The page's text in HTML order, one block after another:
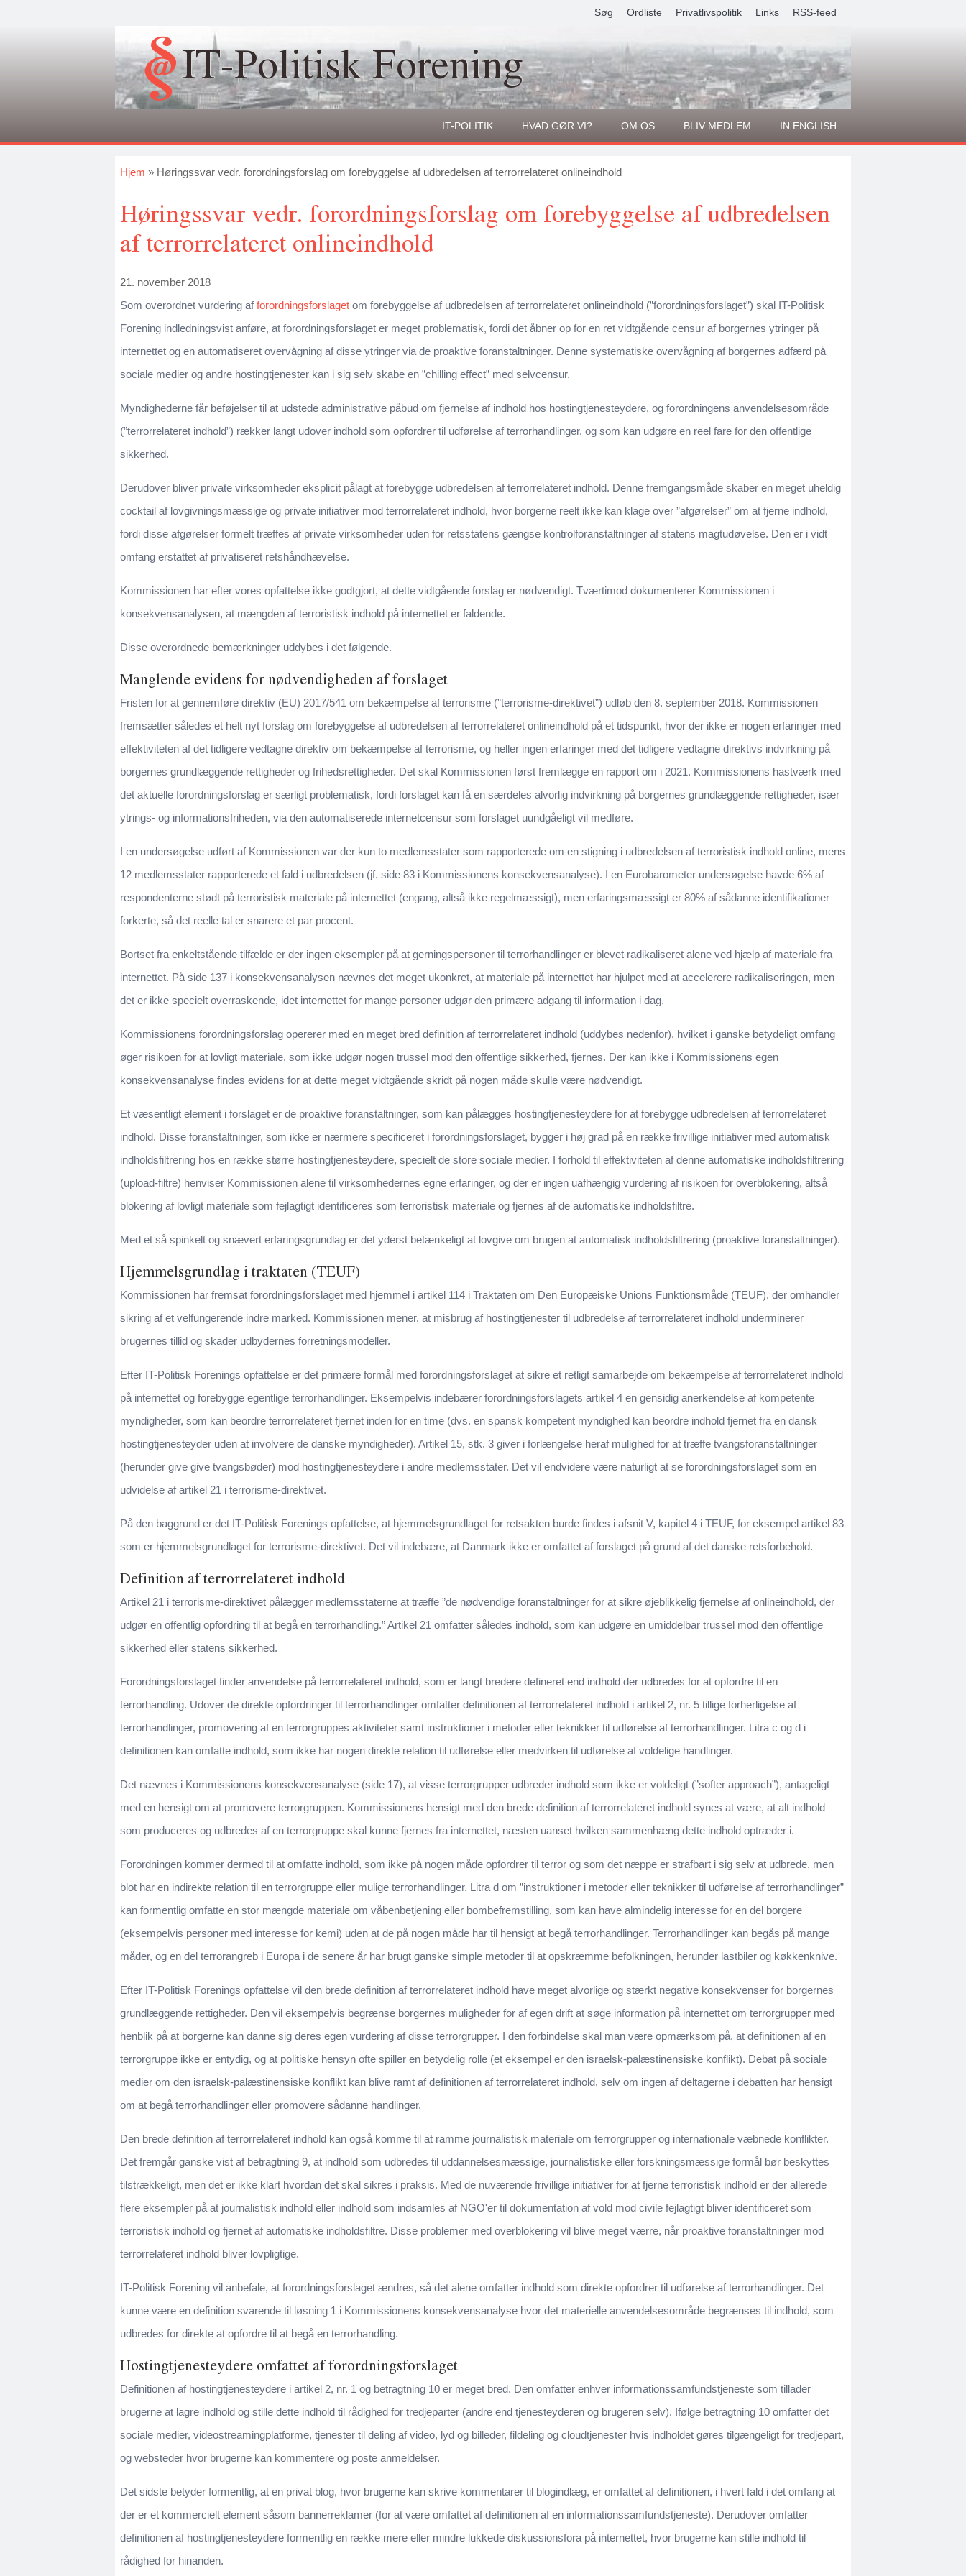
Søg Ordliste Privatlivspolitik Links RSS-feed
IT-Politisk Forening
IT-POLITIK HVAD GØR VI? OM OS BLIV MEDLEM IN ENGLISH
Du er her
Hjem » Høringssvar vedr. forordningsforslag om forebyggelse af udbredelsen af terrorrelateret onlineindhold
Høringssvar vedr. forordningsforslag om forebyggelse af udbredelsen
af terrorrelateret onlineindhold
21. november 2018
Som overordnet vurdering afforordningsforslaget om forebyggelse af udbredelsen af terrorrelateret onlineindhold (”forordningsforslaget”) skal IT-Politisk
Forening indledningsvist anføre, at forordningsforslaget er meget problematisk, fordi det åbner op for en ret vidtgående censur af borgernes ytringer på
internettet og en automatiseret overvågning af disse ytringer via de proaktive foranstaltninger. Denne systematiske overvågning af borgernes adfærd på
sociale medier og andre hostingtjenester kan i sig selv skabe en ”chilling effect” med selvcensur.
Myndighederne får beføjelser til at udstede administrative påbud om fjernelse af indhold hos hostingtjenesteydere, og forordningens anvendelsesområde
(”terrorrelateret indhold”) rækker langt udover indhold som opfordrer til udførelse af terrorhandlinger, og som kan udgøre en reel fare for den offentlige
sikkerhed.
Derudover bliver private virksomheder eksplicit pålagt at forebygge udbredelsen af terrorrelateret indhold. Denne fremgangsmåde skaber en meget uheldig
cocktail af lovgivningsmæssige og private initiativer mod terrorrelateret indhold, hvor borgerne reelt ikke kan klage over ”afgørelser” om at fjerne indhold,
fordi disse afgørelser formelt træffes af private virksomheder uden for retsstatens gængse kontrolforanstaltninger af statens magtudøvelse. Den er i vidt
omfang erstattet af privatiseret retshåndhævelse.
Kommissionen har efter vores opfattelse ikke godtgjort, at dette vidtgående forslag er nødvendigt. Tværtimod dokumenterer Kommissionen i
konsekvensanalysen, at mængden af terroristisk indhold på internettet er faldende.
Disse overordnede bemærkninger uddybes i det følgende.
Manglende evidens for nødvendigheden af forslaget
Fristen for at gennemføre direktiv (EU) 2017/541 om bekæmpelse af terrorisme (”terrorisme-direktivet”) udløb den 8. september 2018. Kommissionen
fremsætter således et helt nyt forslag om forebyggelse af udbredelsen af terrorrelateret onlineindhold på et tidspunkt, hvor der ikke er nogen erfaringer med
effektiviteten af det tidligere vedtagne direktiv om bekæmpelse af terrorisme, og heller ingen erfaringer med det tidligere vedtagne direktivs indvirkning på
borgernes grundlæggende rettigheder og frihedsrettigheder. Det skal Kommissionen først fremlægge en rapport om i 2021. Kommissionens hastværk med
det aktuelle forordningsforslag er særligt problematisk, fordi forslaget kan få en særdeles alvorlig indvirkning på borgernes grundlæggende rettigheder, især
ytrings- og informationsfriheden, via den automatiserede internetcensur som forslaget uundgåeligt vil medføre.
I en undersøgelse udført af Kommissionen var der kun to medlemsstater som rapporterede om en stigning i udbredelsen af terroristisk indhold online, mens
12 medlemsstater rapporterede et fald i udbredelsen (jf. side 83 i Kommissionens konsekvensanalyse). I en Eurobarometer undersøgelse havde 6% af
respondenterne stødt på terroristisk materiale på internettet (engang, altså ikke regelmæssigt), men erfaringsmæssigt er 80% af sådanne identifikationer
forkerte, så det reelle tal er snarere et par procent.
Bortset fra enkeltstående tilfælde er der ingen eksempler på at gerningspersoner til terrorhandlinger er blevet radikaliseret alene ved hjælp af materiale fra
internettet. På side 137 i konsekvensanalysen nævnes det meget ukonkret, at materiale på internettet har hjulpet med at accelerere radikaliseringen, men
det er ikke specielt overraskende, idet internettet for mange personer udgør den primære adgang til information i dag.
Kommissionens forordningsforslag opererer med en meget bred definition af terrorrelateret indhold (uddybes nedenfor), hvilket i ganske betydeligt omfang
øger risikoen for at lovligt materiale, som ikke udgør nogen trussel mod den offentlige sikkerhed, fjernes. Der kan ikke i Kommissionens egen
konsekvensanalyse findes evidens for at dette meget vidtgående skridt på nogen måde skulle være nødvendigt.
Et væsentligt element i forslaget er de proaktive foranstaltninger, som kan pålægges hostingtjenesteydere for at forebygge udbredelsen af terrorrelateret
indhold. Disse foranstaltninger, som ikke er nærmere specificeret i forordningsforslaget, bygger i høj grad på en række frivillige initiativer med automatisk
indholdsfiltrering hos en række større hostingtjenesteydere, specielt de store sociale medier. I forhold til effektiviteten af denne automatiske indholdsfiltrering
(upload-filtre) henviser Kommissionen alene til virksomhedernes egne erfaringer, og der er ingen uafhængig vurdering af risikoen for overblokering, altså
blokering af lovligt materiale som fejlagtigt identificeres som terroristisk materiale og fjernes af de automatiske indholdsfiltre.
Med et så spinkelt og snævert erfaringsgrundlag er det yderst betænkeligt at lovgive om brugen at automatisk indholdsfiltrering (proaktive foranstaltninger).
Hjemmelsgrundlag i traktaten (TEUF)
Kommissionen har fremsat forordningsforslaget med hjemmel i artikel 114 i Traktaten om Den Europæiske Unions Funktionsmåde (TEUF), der omhandler
sikring af et velfungerende indre marked. Kommissionen mener, at misbrug af hostingtjenester til udbredelse af terrorrelateret indhold underminerer
brugernes tillid og skader udbydernes forretningsmodeller.
Efter IT-Politisk Forenings opfattelse er det primære formål med forordningsforslaget at sikre et retligt samarbejde om bekæmpelse af terrorrelateret indhold
på internettet og forebygge egentlige terrorhandlinger. Eksempelvis indebærer forordningsforslagets artikel 4 en gensidig anerkendelse af kompetente
myndigheder, som kan beordre terrorrelateret fjernet inden for en time (dvs. en spansk kompetent myndighed kan beordre indhold fjernet fra en dansk
hostingtjenesteyder uden at involvere de danske myndigheder). Artikel 15, stk. 3 giver i forlængelse heraf mulighed for at træffe tvangsforanstaltninger
(herunder give give tvangsbøder) mod hostingtjenesteydere i andre medlemsstater. Det vil endvidere være naturligt at se forordningsforslaget som en
udvidelse af artikel 21 i terrorisme-direktivet.
På den baggrund er det IT-Politisk Forenings opfattelse, at hjemmelsgrundlaget for retsakten burde findes i afsnit V, kapitel 4 i TEUF, for eksempel artikel 83
som er hjemmelsgrundlaget for terrorisme-direktivet. Det vil indebære, at Danmark ikke er omfattet af forslaget på grund af det danske retsforbehold.
Definition af terrorrelateret indhold
Artikel 21 i terrorisme-direktivet pålægger medlemsstaterne at træffe ”de nødvendige foranstaltninger for at sikre øjeblikkelig fjernelse af onlineindhold, der
udgør en offentlig opfordring til at begå en terrorhandling.” Artikel 21 omfatter således indhold, som kan udgøre en umiddelbar trussel mod den offentlige
sikkerhed eller statens sikkerhed.
Forordningsforslaget finder anvendelse på terrorrelateret indhold, som er langt bredere defineret end indhold der udbredes for at opfordre til en
terrorhandling. Udover de direkte opfordringer til terrorhandlinger omfatter definitionen af terrorrelateret indhold i artikel 2, nr. 5 tillige forherligelse af
terrorhandlinger, promovering af en terrorgruppes aktiviteter samt instruktioner i metoder eller teknikker til udførelse af terrorhandlinger. Litra c og d i
definitionen kan omfatte indhold, som ikke har nogen direkte relation til udførelse eller medvirken til udførelse af voldelige handlinger.
Det nævnes i Kommissionens konsekvensanalyse (side 17), at visse terrorgrupper udbreder indhold som ikke er voldeligt (”softer approach”), antageligt
med en hensigt om at promovere terrorgruppen. Kommissionens hensigt med den brede definition af terrorrelateret indhold synes at være, at alt indhold
som produceres og udbredes af en terrorgruppe skal kunne fjernes fra internettet, næsten uanset hvilken sammenhæng dette indhold optræder i.
Forordningen kommer dermed til at omfatte indhold, som ikke på nogen måde opfordrer til terror og som det næppe er strafbart i sig selv at udbrede, men
blot har en indirekte relation til en terrorgruppe eller mulige terrorhandlinger. Litra d om ”instruktioner i metoder eller teknikker til udførelse af terrorhandlinger”
kan formentlig omfatte en stor mængde materiale om våbenbetjening eller bombefremstilling, som kan have almindelig interesse for en del borgere
(eksempelvis personer med interesse for kemi) uden at de på nogen måde har til hensigt at begå terrorhandlinger. Terrorhandlinger kan begås på mange
måder, og en del terrorangreb i Europa i de senere år har brugt ganske simple metoder til at opskræmme befolkningen, herunder lastbiler og køkkenknive.
Efter IT-Politisk Forenings opfattelse vil den brede definition af terrorrelateret indhold have meget alvorlige og stærkt negative konsekvenser for borgernes
grundlæggende rettigheder. Den vil eksempelvis begrænse borgernes muligheder for af egen drift at søge information på internettet om terrorgrupper med
henblik på at borgerne kan danne sig deres egen vurdering af disse terrorgrupper. I den forbindelse skal man være opmærksom på, at definitionen af en
terrorgruppe ikke er entydig, og at politiske hensyn ofte spiller en betydelig rolle (et eksempel er den israelsk-palæstinensiske konflikt). Debat på sociale
medier om den israelsk-palæstinensiske konflikt kan blive ramt af definitionen af terrorrelateret indhold, selv om ingen af deltagerne i debatten har hensigt
om at begå terrorhandlinger eller promovere sådanne handlinger.
Den brede definition af terrorrelateret indhold kan også komme til at ramme journalistisk materiale om terrorgrupper og internationale væbnede konflikter.
Det fremgår ganske vist af betragtning 9, at indhold som udbredes til uddannelsesmæssige, journalistiske eller forskningsmæssige formål bør beskyttes
tilstrækkeligt, men det er ikke klart hvordan det skal sikres i praksis. Med de nuværende frivillige initiativer for at fjerne terroristisk indhold er der allerede
flere eksempler på at journalistisk indhold eller indhold som indsamles af NGO'er til dokumentation af vold mod civile fejlagtigt bliver identificeret som
terroristisk indhold og fjernet af automatiske indholdsfiltre. Disse problemer med overblokering vil blive meget værre, når proaktive foranstaltninger mod
terrorrelateret indhold bliver lovpligtige.
IT-Politisk Forening vil anbefale, at forordningsforslaget ændres, så det alene omfatter indhold som direkte opfordrer til udførelse af terrorhandlinger. Det
kunne være en definition svarende til løsning 1 i Kommissionens konsekvensanalyse hvor det materielle anvendelsesområde begrænses til indhold, som
udbredes for direkte at opfordre til at begå en terrorhandling.
Hostingtjenesteydere omfattet af forordningsforslaget
Definitionen af hostingtjenesteydere i artikel 2, nr. 1 og betragtning 10 er meget bred. Den omfatter enhver informationssamfundstjeneste som tillader
brugerne at lagre indhold og stille dette indhold til rådighed for tredjeparter (andre end tjenesteyderen og brugeren selv). Ifølge betragtning 10 omfatter det
sociale medier, videostreamingplatforme, tjenester til deling af video, lyd og billeder, fildeling og cloudtjenester hvis indholdet gøres tilgængeligt for tredjepart,
og websteder hvor brugerne kan kommentere og poste anmeldelser.
Det sidste betyder formentlig, at en privat blog, hvor brugerne kan skrive kommentarer til blogindlæg, er omfattet af definitionen, i hvert fald i det omfang at
der er et kommercielt element såsom bannerreklamer (for at være omfattet af definitionen af en informationssamfundstjeneste). Derudover omfatter
definitionen af hostingtjenesteydere formentlig en række mere eller mindre lukkede diskussionsfora på internettet, hvor brugerne kan stille indhold til
rådighed for hinanden.